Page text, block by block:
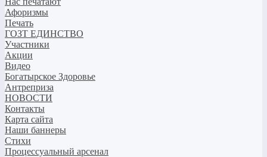
Афоризмы
Печать
ГОЗТ ЕДИНСТВО
Участники
Акции
Видео
Богатырское Здоровье
Антреприза
НОВОСТИ
Контакты
Карта сайта
Наши баннеры
Стихи
Процессуальный арсенал